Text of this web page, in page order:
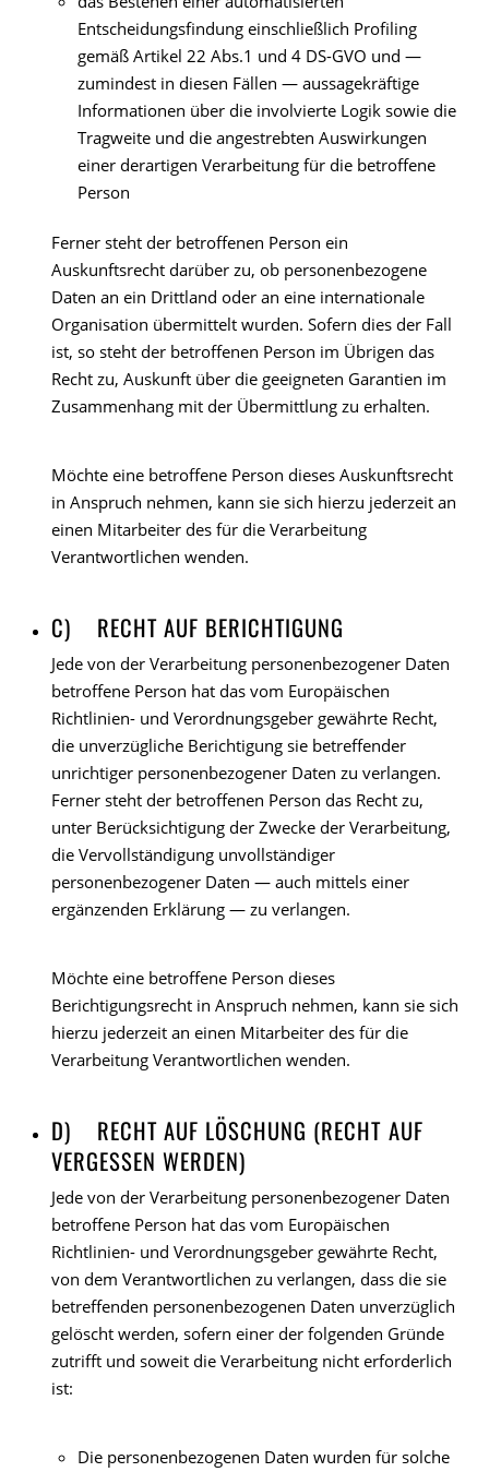
Entscheidungsfindung einschließlich Profiling
gemäß Artikel 22 Abs.1 und 4 DS-GVO und —
zumindest in diesen Fällen — aussagekräftige
Informationen über die involvierte Logik sowie die
Tragweite und die angestrebten Auswirkungen
einer derartigen Verarbeitung für die betroffene
Person
Ferner steht der betroffenen Person ein
Auskunftsrecht darüber zu, ob personenbezogene
Daten an ein Drittland oder an eine internationale
Organisation übermittelt wurden. Sofern dies der Fall
ist, so steht der betroffenen Person im Übrigen das
Recht zu, Auskunft über die geeigneten Garantien im
Zusammenhang mit der Übermittlung zu erhalten.
Möchte eine betroffene Person dieses Auskunftsrecht
in Anspruch nehmen, kann sie sich hierzu jederzeit an
einen Mitarbeiter des für die Verarbeitung
Verantwortlichen wenden.
C) RECHT AUF BERICHTIGUNG
Jede von der Verarbeitung personenbezogener Daten
betroffene Person hat das vom Europäischen
Richtlinien- und Verordnungsgeber gewährte Recht,
die unverzügliche Berichtigung sie betreffender
unrichtiger personenbezogener Daten zu verlangen.
Ferner steht der betroffenen Person das Recht zu,
unter Berücksichtigung der Zwecke der Verarbeitung,
die Vervollständigung unvollständiger
personenbezogener Daten — auch mittels einer
ergänzenden Erklärung — zu verlangen.
Möchte eine betroffene Person dieses
Berichtigungsrecht in Anspruch nehmen, kann sie sich
hierzu jederzeit an einen Mitarbeiter des für die
Verarbeitung Verantwortlichen wenden.
D) RECHT AUF LÖSCHUNG (RECHT AUF
VERGESSEN WERDEN)
Jede von der Verarbeitung personenbezogener Daten
betroffene Person hat das vom Europäischen
Richtlinien- und Verordnungsgeber gewährte Recht,
von dem Verantwortlichen zu verlangen, dass die sie
betreffenden personenbezogenen Daten unverzüglich
gelöscht werden, sofern einer der folgenden Gründe
zutrifft und soweit die Verarbeitung nicht erforderlich
ist:
Die personenbezogenen Daten wurden für solche